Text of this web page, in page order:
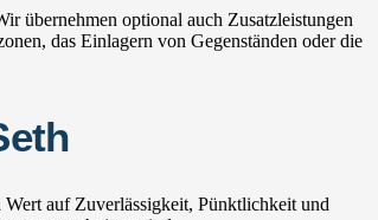
übernehmen optional auch Zusatzleistungen
das Einlagern von Gegenständen oder die
auf Zuverlässigkeit, Pünktlichkeit und